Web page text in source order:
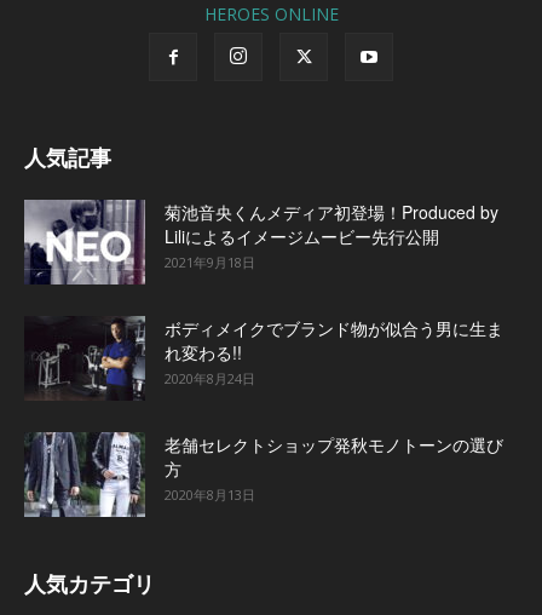
HEROES ONLINE
人気記事
菊池音央くんメディア初登場！Produced by
Liliによるイメージムービー先行公開
2021年9月18日
ボディメイクでブランド物が似合う男に生ま
れ変わる!!
2020年8月24日
老舗セレクトショップ発秋モノトーンの選び
方
2020年8月13日
人気カテゴリ